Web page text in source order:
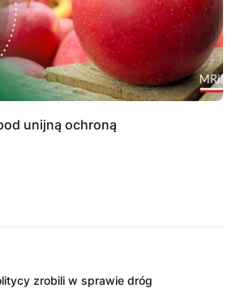
unijną ochroną
zrobili w sprawie dróg